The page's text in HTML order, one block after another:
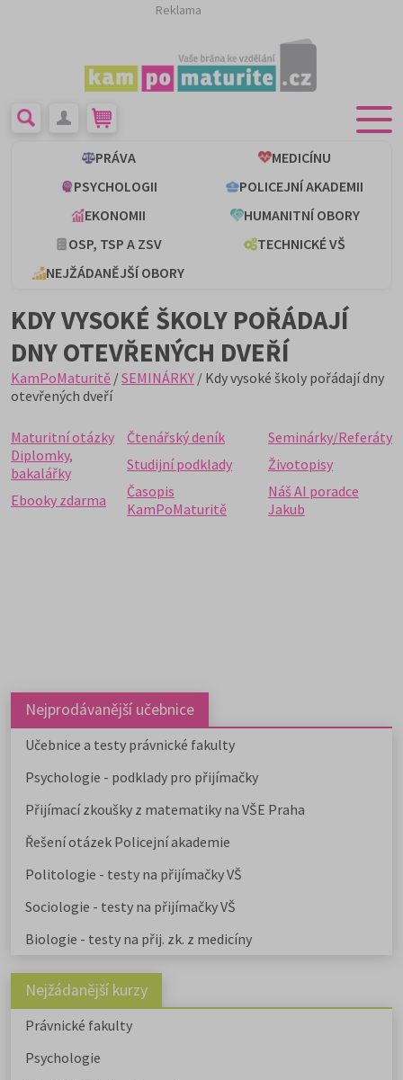
Reklama
PRÁVA
MEDICÍNU
PSYCHOLOGII
POLICEJNÍ AKADEMII
EKONOMII
HUMANITNÍ OBORY
OSP, TSP A ZSV
TECHNICKÉ VŠ
NEJŽÁDANĚJŠÍ OBORY
KDY VYSOKÉ ŠKOLY POŘÁDAJÍ
DNY OTEVŘENÝCH DVEŘÍ
KamPoMaturitě /SEMINÁRKY / Kdy vysoké školy pořádají dny
otevřených dveří
Maturitní otázky Čtenářský deník
Seminárky/Referáty
Diplomky,
bakalářky
Studijní podklady
Životopisy
Ebooky zdarma
Časopis
KamPoMaturitě
Náš AI poradce
Jakub
Nejprodávanější učebnice
Učebnice a testy právnické fakulty
Psychologie - podklady pro přijímačky
Přijímací zkoušky z matematiky na VŠE Praha
Řešení otázek Policejní akademie
Politologie - testy na přijímačky VŠ
Sociologie - testy na přijímačky VŠ
Biologie - testy na přij. zk. z medicíny
Nejžádanější kurzy
Právnické fakulty
Psychologie